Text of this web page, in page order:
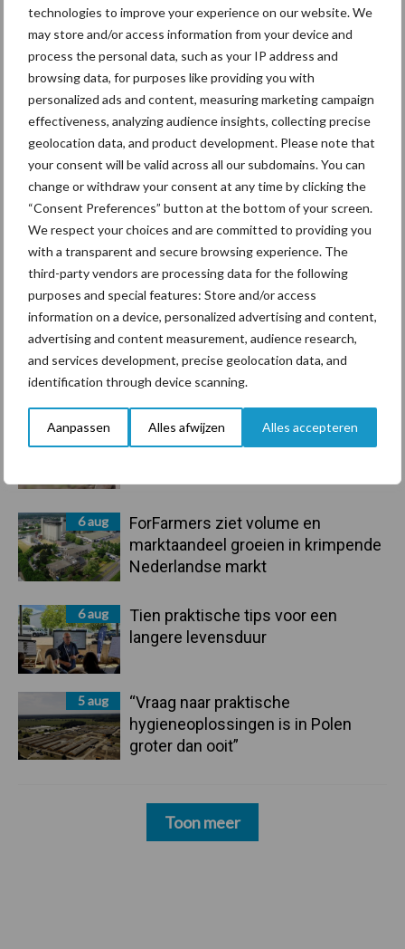
technologies to improve your experience on our website. We
may store and/or access information from your device and
process the personal data, such as your IP address and
browsing data, for purposes like providing you with
personalized ads and content, measuring marketing campaign
effectiveness, analyzing audience insights, collecting precise
geolocation data, and product development. Please note that
your consent will be valid across all our subdomains. You can
change or withdraw your consent at any time by clicking the
“Consent Preferences” button at the bottom of your screen.
We respect your choices and are committed to providing you
with a transparent and secure browsing experience. The
third-party vendors are processing data for the following
purposes and special features: Store and/or access
information on a device, personalized advertising and content,
advertising and content measurement, audience research,
and services development, precise geolocation data, and
identification through device scanning.
Aanpassen Alles afwijzen Alles accepteren
Primaire
Sidebar
Recent nieuws Partner nieuws
7 aug
Grondstoffenmarkt blijft grillig:
droogte en geopolitiek houden
handel in de greep
7 aug
De speenhuid: een vaak
onderschatte risicofactor voor
6 aug
ForFarmers ziet volume en
marktaandeel groeien in krimpende
Nederlandse markt
6 aug
Tien praktische tips voor een
langere levensduur
5 aug
“Vraag naar praktische
hygieneoplossingen is in Polen
groter dan ooit”
Toon meer
Bedrijfsnieuws
Ligbox &
Voerhekken
Toon meer